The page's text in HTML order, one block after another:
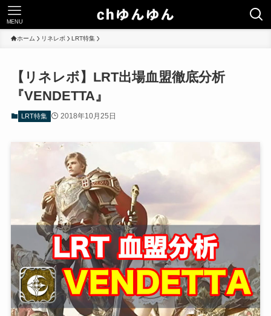
MENU
ホーム リネレボ LRT特集
【リネレボ】LRT出場血盟徹底分析
『VENDETTA』
LRT特集 2018年10月25日